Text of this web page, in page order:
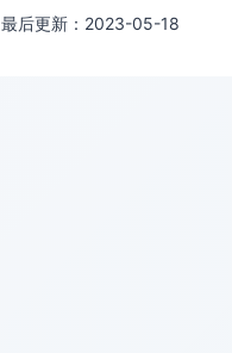
最后更新：2023-05-18